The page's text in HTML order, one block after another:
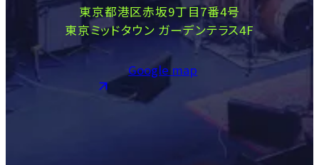
東京都港区赤坂9丁目7番4号
東京ミッドタウン ガーデンテラス4F
Google map